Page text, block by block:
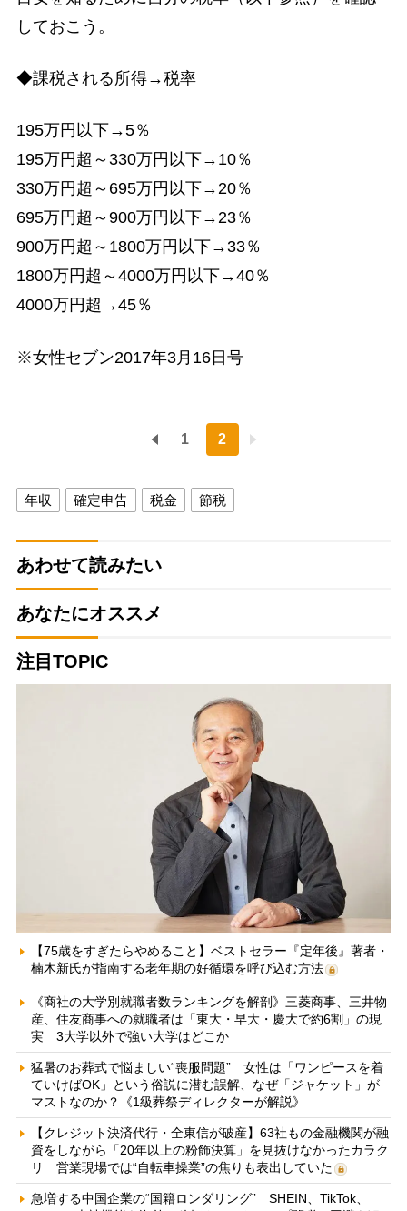
しておこう。
◆課税される所得→税率
195万円以下→5％
195万円超～330万円以下→10％
330万円超～695万円以下→20％
695万円超～900万円以下→23％
900万円超～1800万円以下→33％
1800万円超～4000万円以下→40％
4000万円超→45％
※女性セブン2017年3月16日号
1 2
年収 確定申告 税金 節税
あわせて読みたい
あなたにオススメ
注目TOPIC
【75歳をすぎたらやめること】ベストセラー『定年後』著者・
楠木新氏が指南する老年期の好循環を呼び込む方法
《商社の大学別就職者数ランキングを解剖》三菱商事、三井物
産、住友商事への就職者は「東大・早大・慶大で約6割」の現
実 3大学以外で強い大学はどこか
猛暑のお葬式で悩ましい“喪服問題” 女性は「ワンピースを着
ていけばOK」という俗説に潜む誤解、なぜ「ジャケット」が
マストなのか？《1級葬祭ディレクターが解説》
【クレジット決済代行・全東信が破産】63社もの金融機関が融
資をしながら「20年以上の粉飾決算」を見抜けなかったカラク
リ 営業現場では“自転車操業”の焦りも表出していた
急増する中国企業の“国籍ロンダリング” SHEIN、TikTok、